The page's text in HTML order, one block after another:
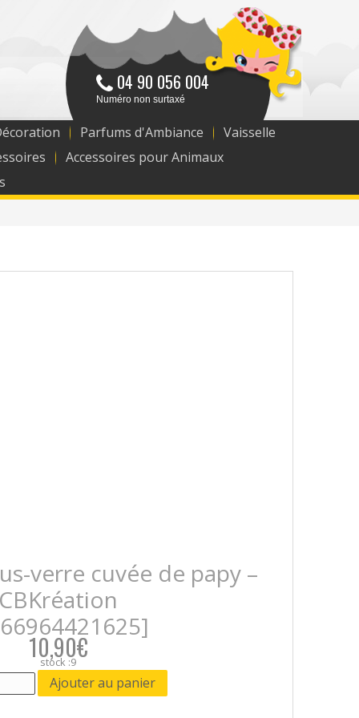
04 90 056 004
Numéro non surtaxé
Parfums d'Ambiance
Vaisselle
Accessoires pour Animaux
verre cuvée de papy –
10,90€
stock :9